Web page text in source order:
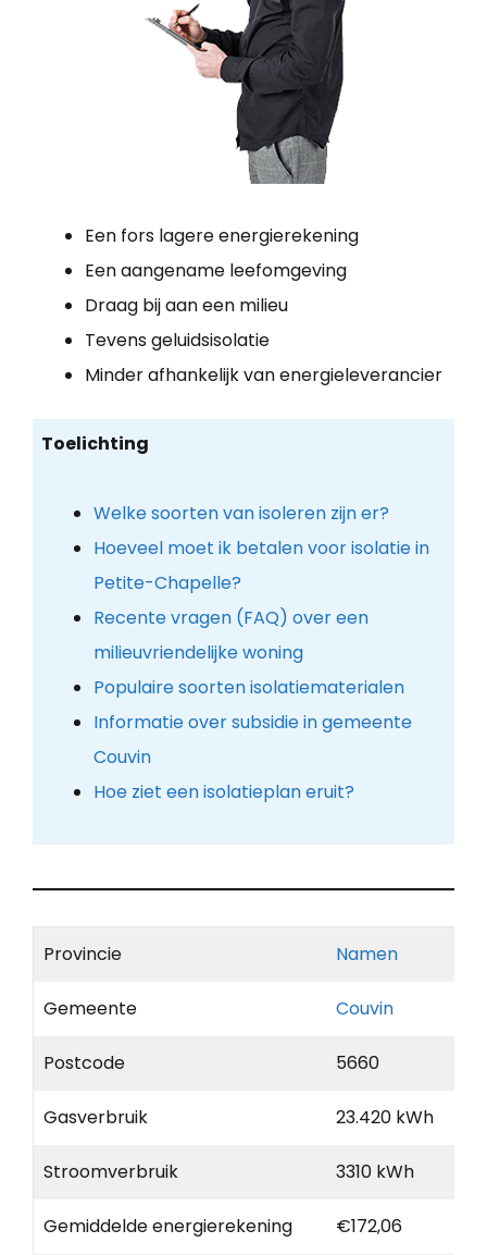
Een fors lagere energierekening
Een aangename leefomgeving
Draag bij aan een milieu
Tevens geluidsisolatie
Minder afhankelijk van energieleverancier
Toelichting
Welke soorten van isoleren zijn er?
Hoeveel moet ik betalen voor isolatie in
Petite-Chapelle?
Recente vragen (FAQ) over een
milieuvriendelijke woning
Populaire soorten isolatiematerialen
Informatie over subsidie in gemeente
Couvin
Hoe ziet een isolatieplan eruit?
Provincie Namen
Gemeente Couvin
Postcode 5660
Gasverbruik 23.420 kWh
Stroomverbruik 3310 kWh
Gemiddelde energierekening €172,06